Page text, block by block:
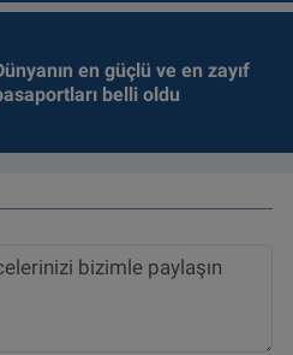
en güçlü ve en zayıf
belli oldu